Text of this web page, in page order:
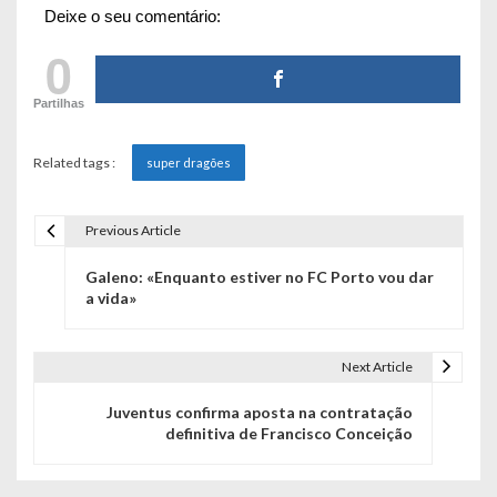
Deixe o seu comentário:
0
Partilhas
Related tags : super dragões
Previous Article
Galeno: «Enquanto estiver no FC Porto vou dar
a vida»
Next Article
Juventus confirma aposta na contratação
definitiva de Francisco Conceição